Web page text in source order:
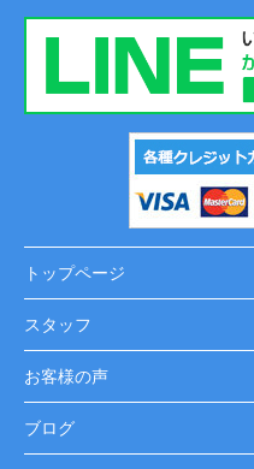
トップページ
スタッフ
お客様の声
ブログ